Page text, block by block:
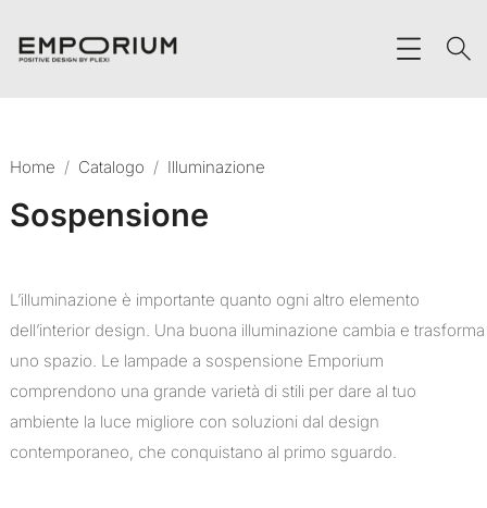
Home / Catalogo / Illuminazione
Sospensione
L’illuminazione è importante quanto ogni altro elemento
dell’interior design. Una buona illuminazione cambia e trasforma
uno spazio. Le lampade a sospensione Emporium
comprendono una grande varietà di stili per dare al tuo
ambiente la luce migliore con soluzioni dal design
contemporaneo, che conquistano al primo sguardo.